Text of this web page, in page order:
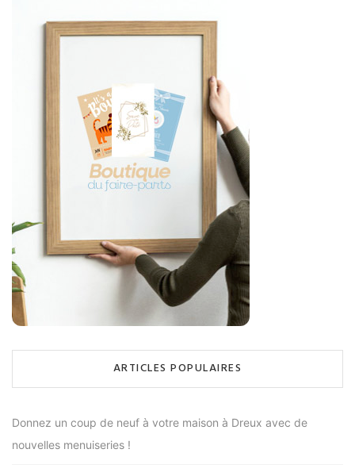
ARTICLES POPULAIRES
Donnez un coup de neuf à votre maison à Dreux avec de
nouvelles menuiseries !